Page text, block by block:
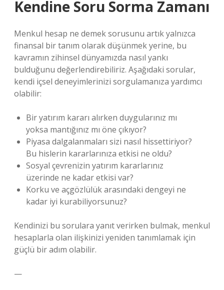
Kendine Soru Sorma Zamanı
Menkul hesap ne demek sorusunu artık yalnızca
finansal bir tanım olarak düşünmek yerine, bu
kavramın zihinsel dünyamızda nasıl yankı
bulduğunu değerlendirebiliriz. Aşağıdaki sorular,
kendi içsel deneyimlerinizi sorgulamanıza yardımcı
olabilir:
Bir yatırım kararı alırken duygularınız mı
yoksa mantığınız mı öne çıkıyor?
Piyasa dalgalanmaları sizi nasıl hissettiriyor?
Bu hislerin kararlarınıza etkisi ne oldu?
Sosyal çevrenizin yatırım kararlarınız
üzerinde ne kadar etkisi var?
Korku ve açgözlülük arasındaki dengeyi ne
kadar iyi kurabiliyorsunuz?
Kendinizi bu sorulara yanıt verirken bulmak, menkul
hesaplarla olan ilişkinizi yeniden tanımlamak için
güçlü bir adım olabilir.
—